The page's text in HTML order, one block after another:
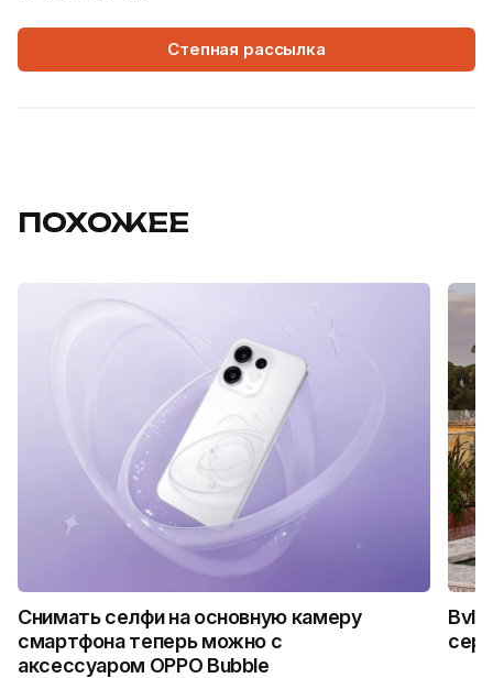
Степная рассылка
ПОХОЖЕЕ
Снимать селфи на основную камеру
смартфона теперь можно с
аксессуаром OPPO Bubble